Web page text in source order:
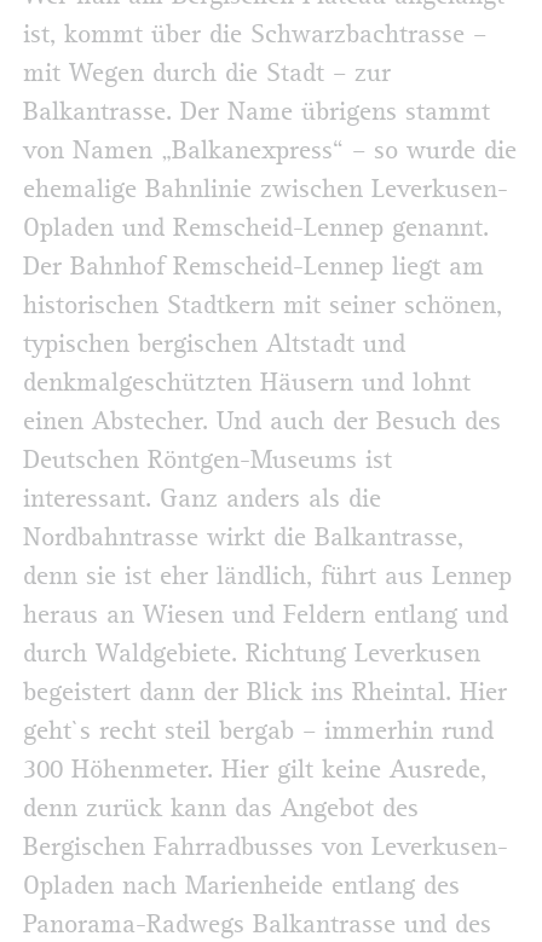
ist, kommt über die Schwarzbachtrasse –
mit Wegen durch die Stadt – zur
Balkantrasse. Der Name übrigens stammt
von Namen „Balkanexpress“ – so wurde die
ehemalige Bahnlinie zwischen Leverkusen-
Opladen und Remscheid-Lennep genannt.
Der Bahnhof Remscheid-Lennep liegt am
historischen Stadtkern mit seiner schönen,
typischen bergischen Altstadt und
denkmalgeschützten Häusern und lohnt
einen Abstecher. Und auch der Besuch des
Deutschen Röntgen-Museums ist
interessant. Ganz anders als die
Nordbahntrasse wirkt die Balkantrasse,
denn sie ist eher ländlich, führt aus Lennep
heraus an Wiesen und Feldern entlang und
durch Waldgebiete. Richtung Leverkusen
begeistert dann der Blick ins Rheintal. Hier
geht`s recht steil bergab – immerhin rund
300 Höhenmeter. Hier gilt keine Ausrede,
denn zurück kann das Angebot des
Bergischen Fahrradbusses von Leverkusen-
Opladen nach Marienheide entlang des
Panorama-Radwegs Balkantrasse und des